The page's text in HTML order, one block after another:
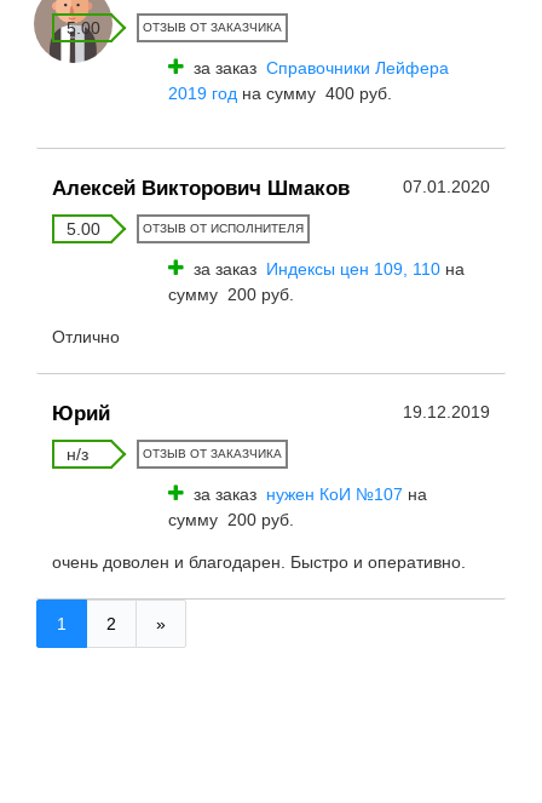
5.00 ОТЗЫВ ОТ ЗАКАЗЧИКА
за заказ Справочники Лейфера
2019 год на сумму 400 руб.
Алексей Викторович Шмаков 07.01.2020
5.00 ОТЗЫВ ОТ ИСПОЛНИТЕЛЯ
за заказ Индексы цен 109, 110 на
сумму 200 руб.
Отлично
Юрий 19.12.2019
н/з ОТЗЫВ ОТ ЗАКАЗЧИКА
за заказ нужен КоИ №107 на
сумму 200 руб.
очень доволен и благодарен. Быстро и оперативно.
1 2 »